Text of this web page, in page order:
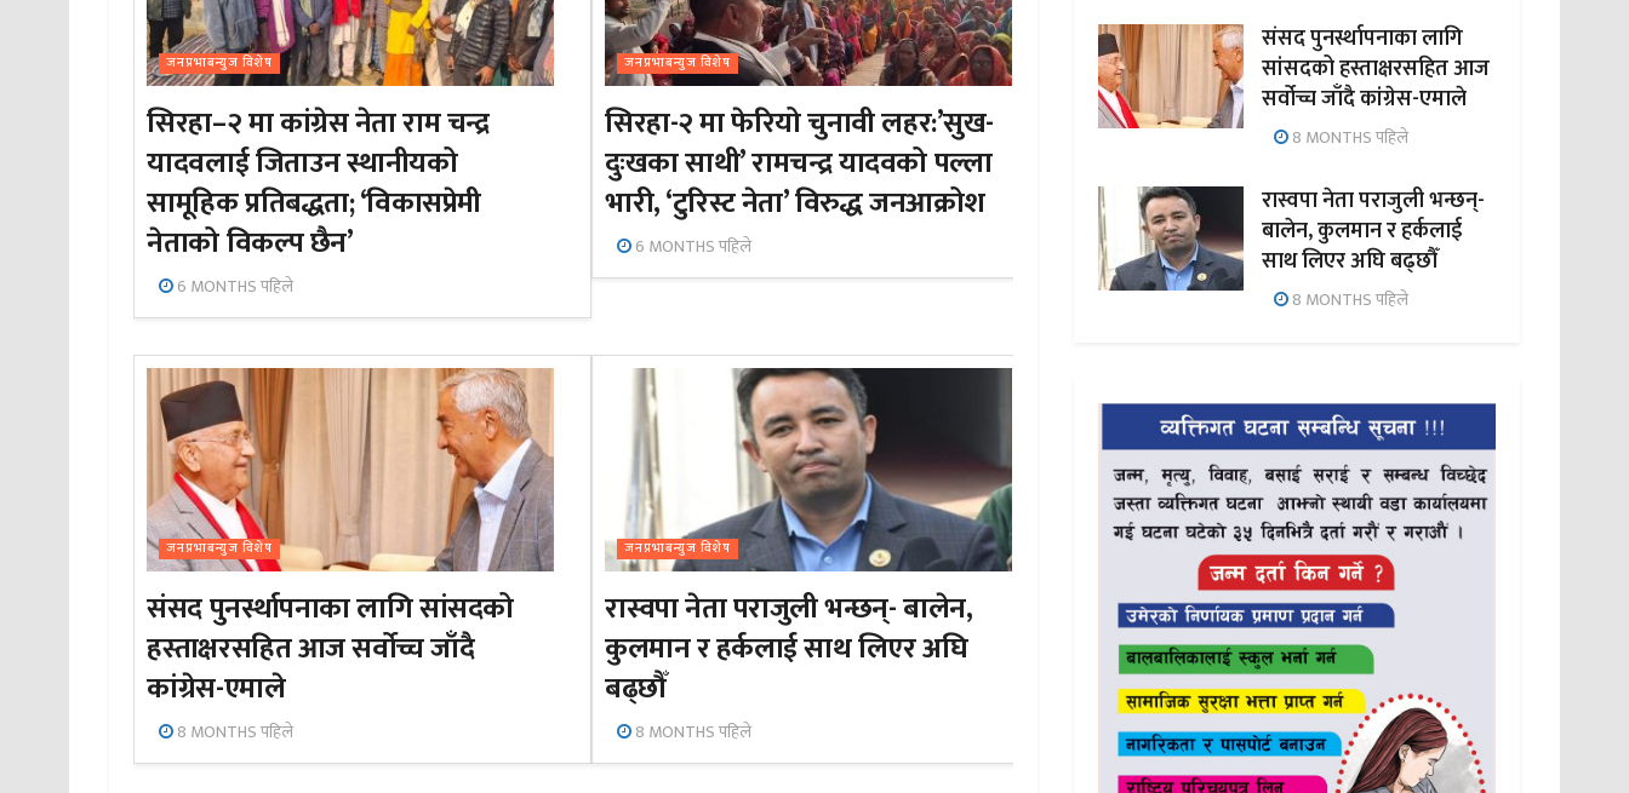
जनप्रभाबन्युज विशेष
सिरहा–२ मा कांग्रेस नेता राम चन्द्र
यादवलाई जिताउन स्थानीयको
सामूहिक प्रतिबद्धता; ‘विकासप्रेमी
नेताको विकल्प छैन’
6 MONTHS पहिले
जनप्रभाबन्युज विशेष
सिरहा-२ मा फेरियो चुनावी लहर:’सुख-
दुःखका साथी’ रामचन्द्र यादवको पल्ला
भारी, ‘टुरिस्ट नेता’ विरुद्ध जनआक्रोश
6 MONTHS पहिले
जनप्रभाबन्युज विशेष
संसद पुनर्स्थापनाका लागि सांसदको
हस्ताक्षरसहित आज सर्वोच्च जाँदै
कांग्रेस-एमाले
8 MONTHS पहिले
जनप्रभाबन्युज विशेष
रास्वपा नेता पराजुली भन्छन्- बालेन,
कुलमान र हर्कलाई साथ लिएर अघि
बढ्छौँ
8 MONTHS पहिले
संसद पुनर्स्थापनाका लागि
सांसदको हस्ताक्षरसहित आज
सर्वोच्च जाँदै कांग्रेस-एमाले
8 MONTHS पहिले
रास्वपा नेता पराजुली भन्छन्-
बालेन, कुलमान र हर्कलाई
साथ लिएर अघि बढ्छौँ
8 MONTHS पहिले